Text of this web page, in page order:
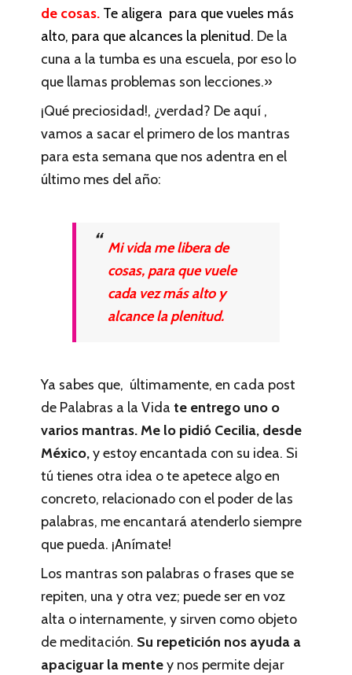
de cosas. Te aligera para que vueles más
alto, para que alcances la plenitud. De la
cuna a la tumba es una escuela, por eso lo
que llamas problemas son lecciones.»
¡Qué preciosidad!, ¿verdad? De aquí ,
vamos a sacar el primero de los mantras
para esta semana que nos adentra en el
último mes del año:
Mi vida me libera de
cosas, para que vuele
cada vez más alto y
alcance la plenitud.
Ya sabes que, últimamente, en cada post
de Palabras a la Vidate entrego uno o
varios mantras. Me lo pidió Cecilia, desde
México,y estoy encantada con su idea. Si
tú tienes otra idea o te apetece algo en
concreto, relacionado con el poder de las
palabras, me encantará atenderlo siempre
que pueda. ¡Anímate!
Los mantras son palabras o frases que se
repiten, una y otra vez; puede ser en voz
alta o internamente, y sirven como objeto
de meditación. Su repetición nos ayuda a
apaciguar la mentey nos permite dejar